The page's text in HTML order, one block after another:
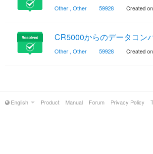
Other , Other 59928 Created
CR5000からのデータコン
Other , Other 59928 Created
English Product Manual Forum Privacy Policy